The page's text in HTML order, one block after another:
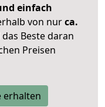
einfach
von nurca.
Beste daran
Preisen
erhalten